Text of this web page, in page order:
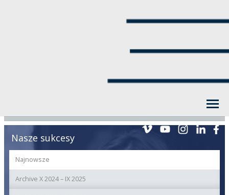
Nasze sukcesy
Najnowsze
Archive X 2024 – IX 2025